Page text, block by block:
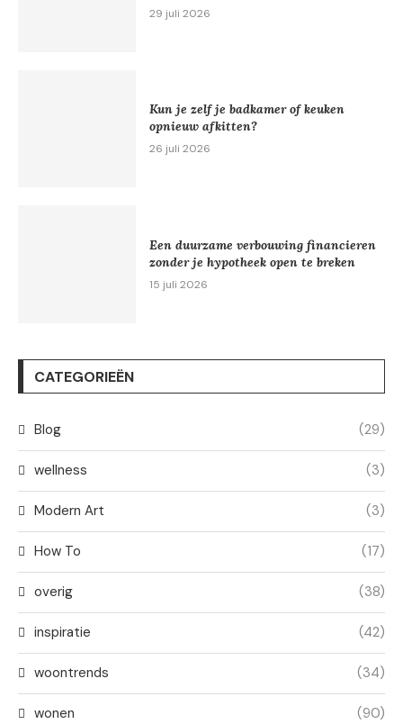
29 juli 2026
Kun je zelf je badkamer of keuken
opnieuw afkitten?
26 juli 2026
Een duurzame verbouwing financieren
zonder je hypotheek open te breken
15 juli 2026
CATEGORIEËN
Blog (29)
wellness (3)
Modern Art (3)
How To (17)
overig (38)
inspiratie (42)
woontrends (34)
wonen (90)